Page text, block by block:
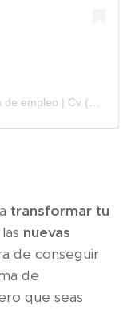
transformar tu
nuevas
de conseguir
de
que seas